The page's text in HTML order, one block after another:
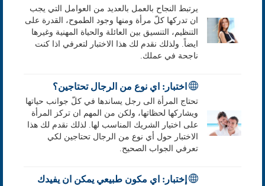
يرتبط النجاح بالعمل بالعديد من العوامل التي يجب
ان تدركها كلّ مرأة ومنها وجود الطموح، القدرة على
التنظيم، التنسيق بين العائلة والحياة المهنية وغيرها
ايضاً. ولذلك نقدم لك هذا الاختبار لتعرفي اذا كنت
ناجحة في عملك.
اختبار: اي نوع من الرجال تحتاجين؟
تحتاج المرأة الى رجل يساندها في كلّ جوانب حياتها
ويشاركها لحظاتها، ولكن من المهم ان تركز المرأة
على اختيار الشريك المناسب لها. لذلك نقدم لك هذا
الاختبار حول أي نوع من الرجال تحتاجين لكي
تعرفي الجواب الصحيح.
إختبار: اي مكون طبيعي يمكن ان يفيدك